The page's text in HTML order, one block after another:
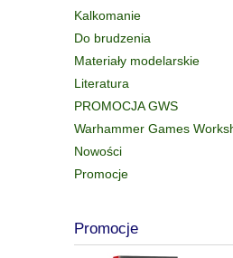
Kalkomanie
Do brudzenia
Materiały modelarskie
Literatura
PROMOCJA GWS
Warhammer Games
Nowości
Promocje
Promocje